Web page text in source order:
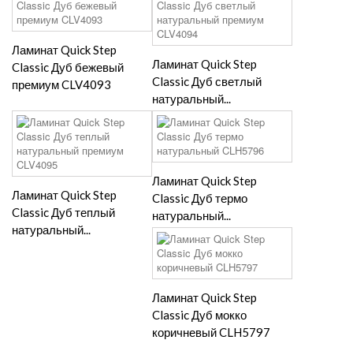
Ламинат Quick Step
Classic Дуб бежевый
премиум CLV4093
Ламинат Quick Step
Classic Дуб светлый
натуральный...
Ламинат Quick Step
Classic Дуб теплый
натуральный...
Ламинат Quick Step
Classic Дуб термо
натуральный...
Ламинат Quick Step
Classic Дуб мокко
коричневый CLH5797